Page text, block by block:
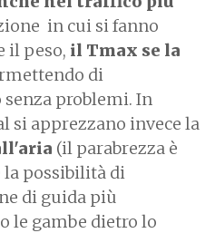
in cui si fanno
il peso, il Tmax se la
di
problemi. In
si apprezzano invece la
(il parabrezza è
la possibilità di
di guida più
le gambe dietro lo